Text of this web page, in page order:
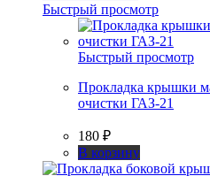
Быстрый просмотр
Быстрый просмотр
Прокладка крышки
очистки ГАЗ-21
180 ₽
В корзину